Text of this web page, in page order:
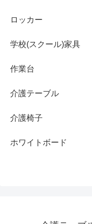
ロッカー
学校(スクール)家具
作業台
介護テーブル
介護椅子
ホワイトボード